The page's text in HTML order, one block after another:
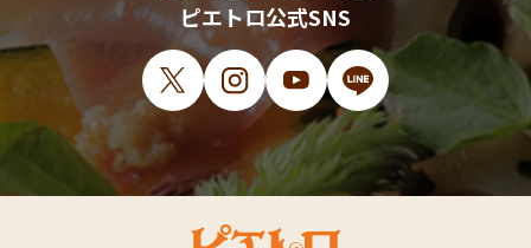
ピエトロ公式SNS
X（新しいウィンドウで開きます）
Instagram（新しいウィンドウで開
YouTube（新しいウィンド
LINE（新しいウィン